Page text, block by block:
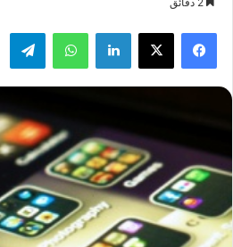
فيسبوك لينكدإن واتساب